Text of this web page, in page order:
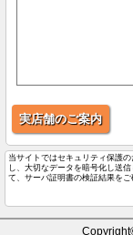
実店舗のご案内
当サイトではセキュリティ保護
し、大切なデータを暗号化し送
て、サーバ証明書の検証結果をご